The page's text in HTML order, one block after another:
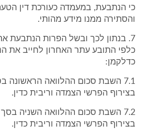
כי הנתבעת, במעמדה כעורכת דין
והסתירה ממנו מידע מהותי.
7. בנתון לכך ובשל הפרות הנתבעת
כלפי התובע עתר האחרון לחייב את
כדלקמן:
בצירוף הפרשי הצמדה וריבית כדין.
בצירוף הפרשי הצמדה וריבית כדין.